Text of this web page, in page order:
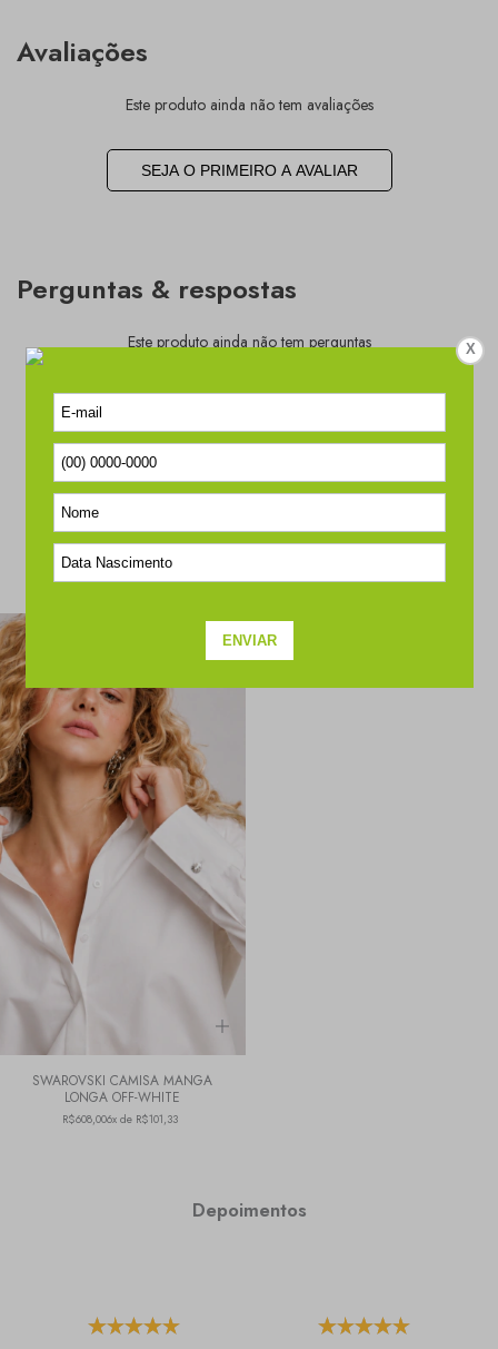
Avaliações
Este produto ainda não tem avaliações
SEJA O PRIMEIRO A AVALIAR
Perguntas & respostas
Este produto ainda não tem perguntas
COMPLETE O SEU LOOK
SWAROVSKI CAMISA MANGA
LONGA OFF-WHITE
R$608,006x de R$101,33
Depoimentos
X